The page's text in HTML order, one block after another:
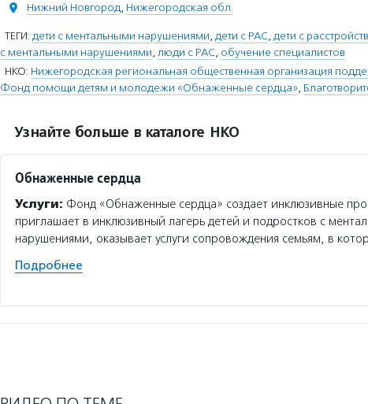
Нижний Новгород, Нижегородская обл.
ТЕГИ: дети с ментальными нарушениями, дети с РАС, дети с
с ментальными нарушениями, люди с РАС, обучение специалистов
НКО: Нижегородская региональная общественная организация
Фонд помощи детям и молодежи «Обнаженные сердца»,
Узнайте больше в каталоге НКО
Обнаженные сердца
Услуги: Фонд «Обнаженные сердца» создает инклюзивные
приглашает в инклюзивный лагерь детей и подростков с
нарушениями, оказывает услуги сопровождения семьям, в
Подробнее